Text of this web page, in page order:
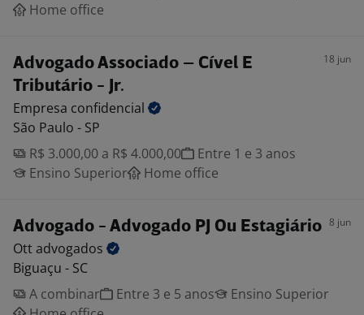
Home office
Advogado Associado – Cível E
Tributário - Jr.
18 jun
Empresa confidencial
São Paulo - SP
R$ 3.000,00 a R$ 4.000,00
Entre 1 e 3 anos
Ensino Superior
Home office
Advogado - Advogado PJ Ou Estagiário 8 jun
Ottadvogados
Biguaçu - SC
A combinar
Entre 3 e 5 anos
Ensino Superior